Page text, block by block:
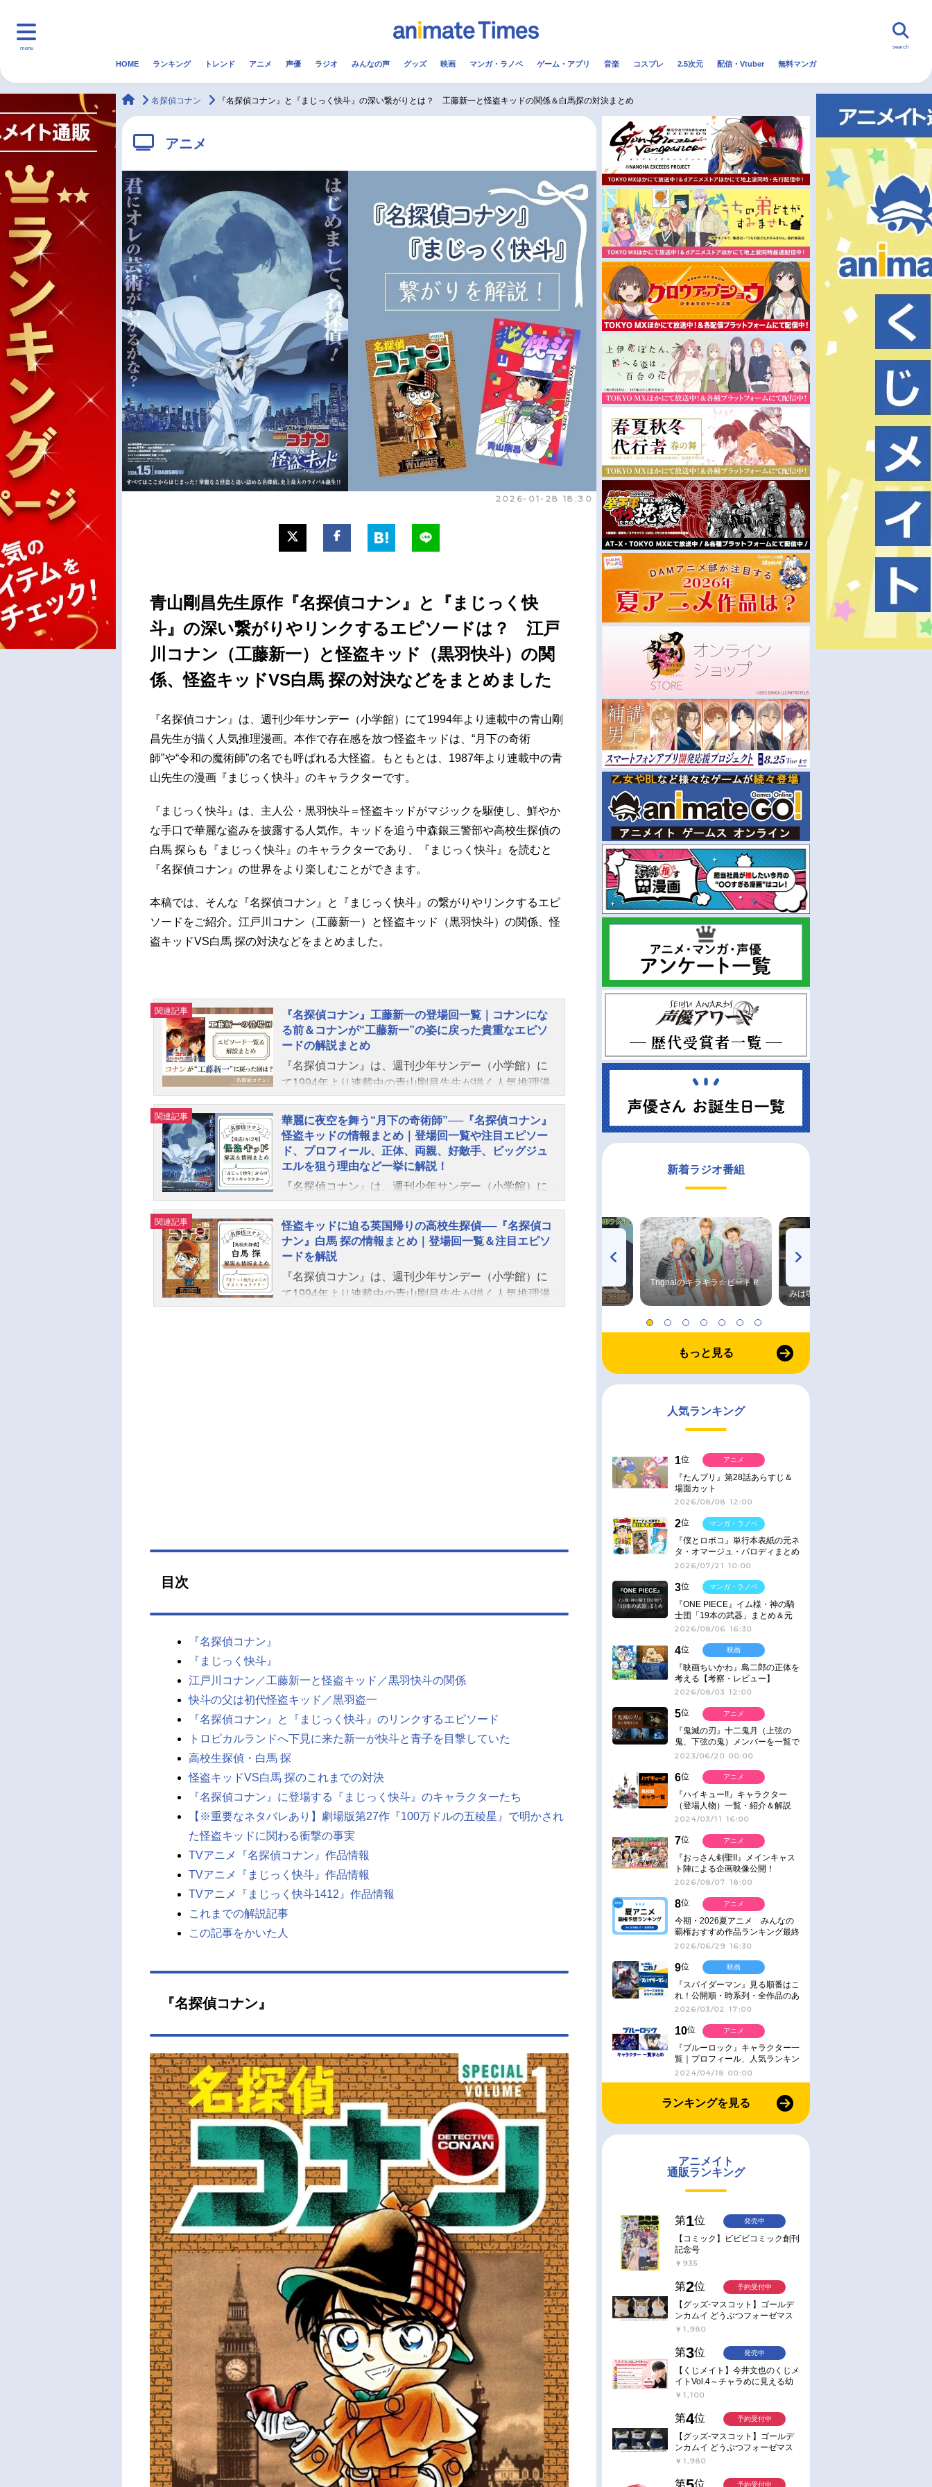
menu
マンガ・ラノベ ゲーム・アプリ 配信・Vtuber トレンド 無料マンガ
アニメ記事一覧
声優記事一覧
実写化映画一覧
男性声優/女性声優一覧
今期アニメ曜日別一覧
春アニメ
秋アニメ
冬アニメ
FOLLOW US
search
HOME ランキング トレンド アニメ 声優 ラジオ みんなの声 グッズ 映画 マンガ・ラノベ ゲーム・アプリ 音楽 コスプレ 2.5次元 配信・Vtuber 無料マンガ
animateTimes
名探偵コナン 『名探偵コナン』と『まじっく快斗』の深い繋がりとは？ 工藤新一と怪盗キッドの関係＆白馬探の対決まとめ
アニメ
2026-01-28 18:30
青山剛昌先生原作『名探偵コナン』と『まじっく快
斗』の深い繋がりやリンクするエピソードは？ 江戸
川コナン（工藤新一）と怪盗キッド（黒羽快斗）の関
係、怪盗キッドVS白馬 探の対決などをまとめました
『名探偵コナン』は、週刊少年サンデー（小学館）にて1994年より連載中の青山剛
昌先生が描く人気推理漫画。本作で存在感を放つ怪盗キッドは、“月下の奇術
師”や“令和の魔術師”の名でも呼ばれる大怪盗。もともとは、1987年より連載中の青
山先生の漫画『まじっく快斗』のキャラクターです。
『まじっく快斗』は、主人公・黒羽快斗＝怪盗キッドがマジックを駆使し、鮮やか
な手口で華麗な盗みを披露する人気作。キッドを追う中森銀三警部や高校生探偵の
白馬 探らも『まじっく快斗』のキャラクターであり、『まじっく快斗』を読むと
『名探偵コナン』の世界をより楽しむことができます。
本稿では、そんな『名探偵コナン』と『まじっく快斗』の繋がりやリンクするエピ
ソードをご紹介。江戸川コナン（工藤新一）と怪盗キッド（黒羽快斗）の関係、怪
盗キッドVS白馬 探の対決などをまとめました。
関連記事
『名探偵コナン』工藤新一の登場回一覧｜コナンにな
る前＆コナンが“工藤新一”の姿に戻った貴重なエピソ
ードの解説まとめ
『名探偵コナン』は、週刊少年サンデー（小学館）に
て1994年より連載中の青山剛昌先生が描く人気推理漫
版も大ヒットを記録しています。大人顔負けの推理を
披露する小学生・江戸川コナンの正体は、高校生探偵
の工藤新一。黒ずくめの組織の裏取り引きを目撃し、
口封じのために開発中の毒薬「APTX4869」を飲まさ
れて体が縮んでしまったのです。新一は自身の生存を
隠すため、江戸川コナンと名乗って毛利探偵事務所に
居候中。組織の動向を探りつつ、複数の協力者の助け
を借りながら毛利小五郎の陰で事件を解決へと導いて
います。このように現在は江戸川コナンとして生活し
ていますが、実は何度か元の姿に戻ったことも。そこ
で本稿では、工藤新一の登場回をまとめてご紹介。コ
ナンから新一の姿に戻ったエピソード一覧に加えて、
関連記事
華麗に夜空を舞う“月下の奇術師”──『名探偵コナン』
怪盗キッドの情報まとめ｜登場回一覧や注目エピソー
ド、プロフィール、正体、両親、好敵手、ビッグジュ
エルを狙う理由など一挙に解説！
『名探偵コナン』は、週刊少年サンデー（小学館）に
て1994年より連載中の青山剛昌先生が描く人気推理漫
画。TVアニメシリーズは長きにわたり親しまれ、劇場
版も大ヒットを記録しています。怪盗キッドは“月下の
奇術師”や“令和の魔術師”の名でも呼ばれ、巨大なイリ
ュージョンのような鮮やかな手口で人々を熱狂の渦に
巻き込む大怪盗。1987年より連載中の『まじっく快
斗』からのゲストキャラクターです。本稿では、そん
で華麗に獲物を盗み...
関連記事
怪盗キッドに迫る英国帰りの高校生探偵──『名探偵コ
ナン』白馬 探の情報まとめ｜登場回一覧＆注目エピソ
ードを解説
『名探偵コナン』は、週刊少年サンデー（小学館）に
て1994年より連載中の青山剛昌先生が描く人気推理漫
警視総監を父に持つ、英国帰りの高校生探偵。科学分
目次
『名探偵コナン』
『まじっく快斗』
江戸川コナン／工藤新一と怪盗キッド／黒羽快斗の関係
快斗の父は初代怪盗キッド／黒羽盗一
『名探偵コナン』と『まじっく快斗』のリンクするエピソード
トロピカルランドへ下見に来た新一が快斗と青子を目撃していた
高校生探偵・白馬 探
怪盗キッドVS白馬 探のこれまでの対決
『名探偵コナン』に登場する『まじっく快斗』のキャラクターたち
【※重要なネタバレあり】劇場版第27作『100万ドルの五稜星』で明かされ
た怪盗キッドに関わる衝撃の事実
TVアニメ『名探偵コナン』作品情報
TVアニメ『まじっく快斗』作品情報
TVアニメ『まじっく快斗1412』作品情報
これまでの解説記事
この記事をかいた人
『名探偵コナン』
新着ラジオ番組
TVアニメ『戦隊大失格』
radio 大直会 2nd season
ハイキュー!! 烏野高校放送部! Trignalのキラキラ☆ビートＲ
みは塩だけ
もっと見る
人気ランキング
1位
『たんプリ』第28話あらすじ＆
場面カット
2026/08/08 12:00
アニメ
2位
『僕とロボコ』単行本表紙の元ネ
タ・オマージュ・パロディまとめ
2026/07/21 10:00
マンガ・ラノベ
3位
『ONE PIECE』イム様・神の騎
士団「19本の武器」まとめ＆元
ネタ
2026/08/06 16:30
マンガ・ラノベ
4位
『映画ちいかわ』島二郎の正体を
考える【考察・レビュー】
2026/08/03 12:00
映画
5位
『鬼滅の刃』十二鬼月（上弦の
鬼、下弦の鬼）メンバーを一覧で
紹介＆解説（登場鬼の情報まと
2023/06/20 00:00
アニメ
6位
『ハイキュー!!』キャラクター
（登場人物）一覧・紹介＆解説
2024/03/11 16:00
アニメ
7位
『おっさん剣聖II』メインキャス
ト陣による企画映像公開！
2026/08/07 18:00
アニメ
8位
今期・2026夏アニメ みんなの
覇権おすすめ作品ランキング最終
結果発表！
2026/06/29 16:30
アニメ
9位
『スパイダーマン』見る順番はこ
れ！公開順・時系列・全作品のあ
らすじをまとめました
2026/03/02 17:00
映画
10位
『ブルーロック』キャラクター一
覧｜プロフィール、人気ランキン
グ、キャラソン、診断など気にな
る情報まとめ
2024/04/18 00:00
アニメ
ランキングを見る
アニメイト
通販ランキング
第1位
【コミック】ビビビコミック創刊
記念号
￥935
発売中
第2位
【グッズ-マスコット】ゴールデ
ンカムイ どうぶつフォーゼマス
コット 4.尾形百之助【再販】
￥1,980
予約受付中
第3位
【くじメイト】今井文也のくじメ
イトVol.4～チャラめに見える幼
馴染、実は一途で独占欲が強いん
￥1,100
発売中
第4位
【グッズ-マスコット】ゴールデ
ンカムイ どうぶつフォーゼマス
コット 5.月島軍曹【再販】
￥1,980
予約受付中
第 位 予約受付中